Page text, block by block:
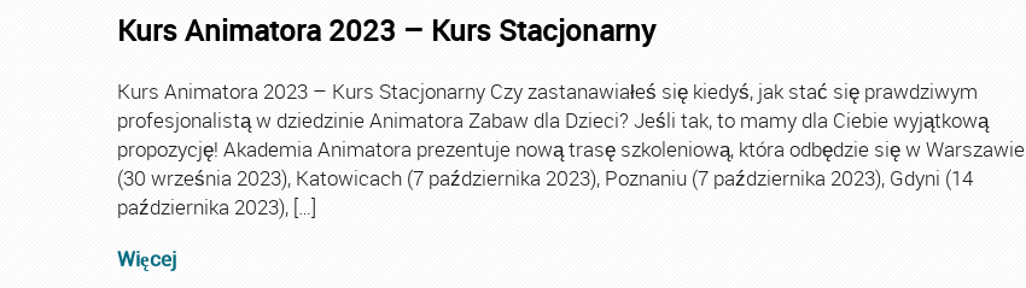
Kurs Animatora 2023 – Kurs Stacjonarny
Kurs Animatora 2023 – Kurs Stacjonarny Czy zastanawiałeś się kiedyś, jak stać się prawdziwym
profesjonalistą w dziedzinie Animatora Zabaw dla Dzieci? Jeśli tak, to mamy dla Ciebie wyjątkową
propozycję! Akademia Animatora prezentuje nową trasę szkoleniową, która odbędzie się w Warszawie
(30 września 2023), Katowicach (7 października 2023), Poznaniu (7 października 2023), Gdyni (14
października 2023), […]
Więcej